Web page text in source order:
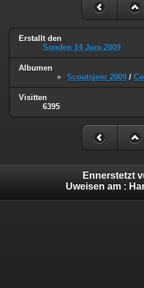
Erstallt den
Sonden 14 Juni 2009
Albumen
Scoutsjoer 2009 /
Visitten
6395
Ennerstetzt
Uweisen am :